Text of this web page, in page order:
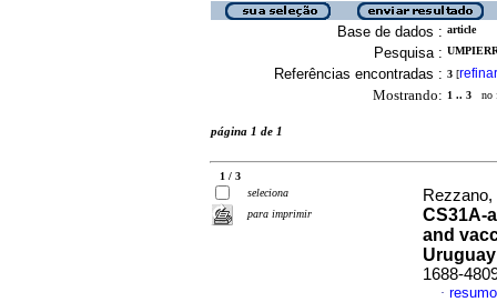
Base de dados : article
Pesquisa :
Referências encontradas : 3 [refinar
Mostrando: 1 .. 3 no
página 1 de 1
1 / 3
seleciona
para imprimir
CS31A-
and
Uruguay
1688-
·